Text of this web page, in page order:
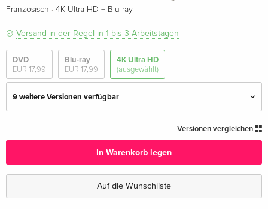
Französisch · 4K Ultra HD + Blu-ray
Versand in der Regel in 1 bis 3 Arbeitstagen
DVD
EUR 17,99
Blu-ray
EUR 17,99
4K Ultra HD
(ausgewählt)
9 weitere Versionen verfügbar
Deutsch
EUR 33,99
Cover 1, Limited Edition, Steelbook, 4K Ultra
vergriffen
Versionen vergleichen
In Warenkorb legen
Auf die Wunschliste